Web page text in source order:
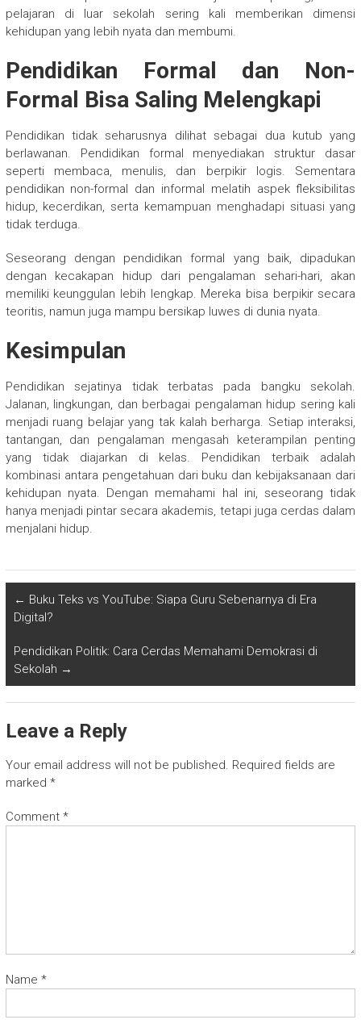
pelajaran di luar sekolah sering kali memberikan dimensi
kehidupan yang lebih nyata dan membumi.
Pendidikan Formal dan Non-
Formal Bisa Saling Melengkapi
Pendidikan tidak seharusnya dilihat sebagai dua kutub yang
berlawanan. Pendidikan formal menyediakan struktur dasar
seperti membaca, menulis, dan berpikir logis. Sementara
pendidikan non-formal dan informal melatih aspek fleksibilitas
hidup, kecerdikan, serta kemampuan menghadapi situasi yang
tidak terduga.
Seseorang dengan pendidikan formal yang baik, dipadukan
dengan kecakapan hidup dari pengalaman sehari-hari, akan
memiliki keunggulan lebih lengkap. Mereka bisa berpikir secara
teoritis, namun juga mampu bersikap luwes di dunia nyata.
Kesimpulan
Pendidikan sejatinya tidak terbatas pada bangku sekolah.
Jalanan, lingkungan, dan berbagai pengalaman hidup sering kali
menjadi ruang belajar yang tak kalah berharga. Setiap interaksi,
tantangan, dan pengalaman mengasah keterampilan penting
yang tidak diajarkan di kelas. Pendidikan terbaik adalah
kombinasi antara pengetahuan dari buku dan kebijaksanaan dari
kehidupan nyata. Dengan memahami hal ini, seseorang tidak
hanya menjadi pintar secara akademis, tetapi juga cerdas dalam
menjalani hidup.
← Buku Teks vs YouTube: Siapa Guru Sebenarnya di Era
Digital?
Pendidikan Politik: Cara Cerdas Memahami Demokrasi di
Sekolah →
Leave a Reply
Your email address will not be published. Required fields are
marked *
Comment *
Name *